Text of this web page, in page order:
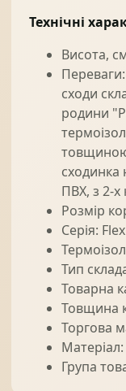
Технічні
Висота,
сходи
родини
сходинка
ПВХ, з 2-
Розмір
Серія:
Тип
Товарна
Товщина
Торгова
Група